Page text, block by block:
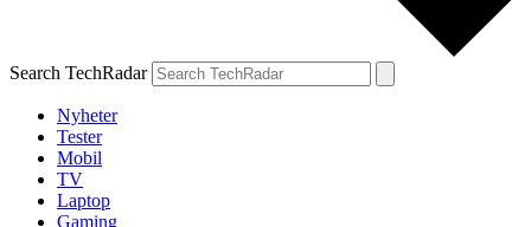
Search TechRadar
Nyheter
Tester
Mobil
TV
Laptop
Gaming